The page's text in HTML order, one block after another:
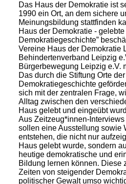
Das Haus der Demokratie ist
1990 ein Ort, an dem sichere
Meinungsbildung stattfinden
Haus der Demokratie - gelebte
Demokratiegeschichte”
Vereine Haus der Demokratie
Behindertenverband Leipzig
Bürgerbewegung Leipzig e.V.
Das durch die Stiftung Orte
Demokratiegeschichte
sich mit der zentralen Frage,
Alltag zwischen den
Haus gelebt und eingeübt
Aus Zeitzeug*innen-
sollen eine Ausstellung sowie
entstehen, die nicht nur
Haus gelebt wurde, sondern
heutige demokratische und
Bildung lernen können. Diese
Zeiten von steigender
politischer Gewalt umso